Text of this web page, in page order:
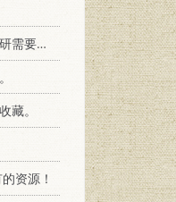
材料！
藏。
资源！